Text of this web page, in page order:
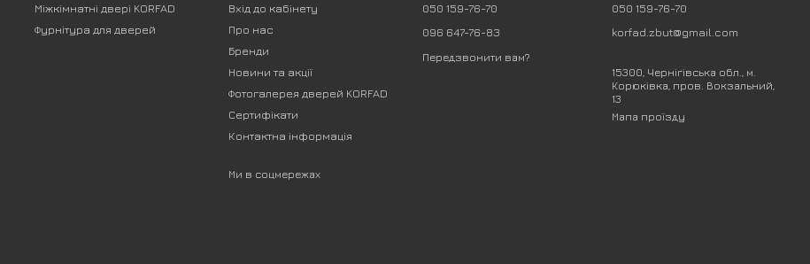
Міжкімнатні двері KORFAD
Фурнітура для дверей
Вхід до кабінету
Про нас
Бренди
Новини та акції
Фотогалерея дверей KORFAD
Сертифікати
Контактна інформація
Ми в соцмережах
050 159-76-70
096 647-76-83
Передзвонити вам?
050 159-76-70
korfad.zbut@gmail.com
15300, Чернігівська обл., м.
Корюківка, пров. Вокзальний,
13
Мапа проїзду